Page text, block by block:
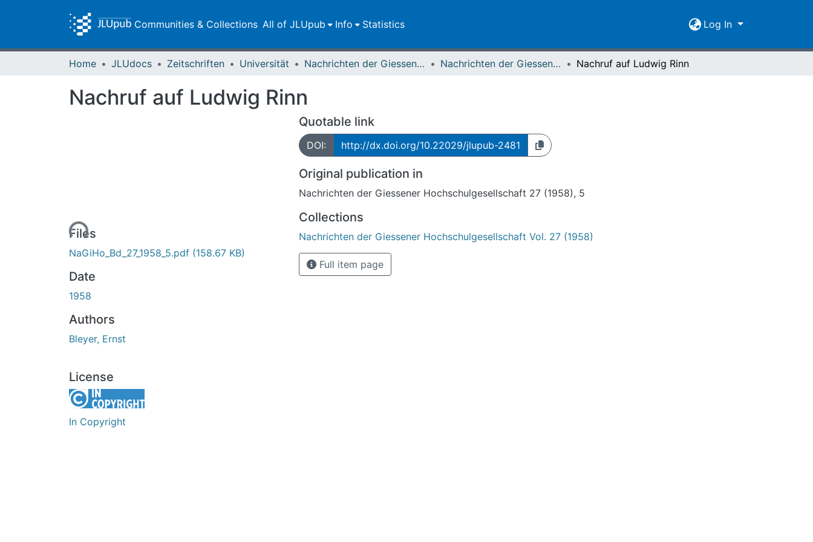
Communities & Collections All of JLUpub Info Statistics Log In
Home JLUdocs Zeitschriften Universität Nachrichten der Giessener Hochschulgesellschaft Nachrichten der Giessener Hochschulgesellschaft Vol. 27 (1958) Nachruf auf Ludwig Rinn
Nachruf auf Ludwig Rinn
Loading...
Files
NaGiHo_Bd_27_1958_5.pdf (158.67 KB)
Date
1958
Authors
Bleyer, Ernst
License
In Copyright
Quotable link
DOI: http://dx.doi.org/10.22029/jlupub-2481
Original publication in
Nachrichten der Giessener Hochschulgesellschaft 27 (1958), 5
Collections
Nachrichten der Giessener Hochschulgesellschaft Vol. 27 (1958)
Full item page